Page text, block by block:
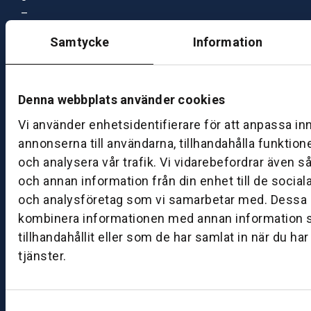
Samtycke Information
Denna webbplats använder cookies
Vi använder enhetsidentifierare för att anpassa
annonserna till användarna, tillhandahålla
och analysera vår trafik. Vi vidarebefordrar även
och annan information från din enhet till de
och analysföretag som vi samarbetar med. Dessa
kombinera informationen med annan information
tillhandahållit eller som de har samlat in när du
tjänster.
–
0
B
ut
ik
ö
v
d
e
B